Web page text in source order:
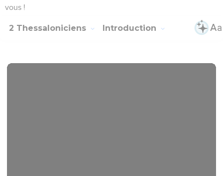
vous !
2 Thessaloniciens Introduction